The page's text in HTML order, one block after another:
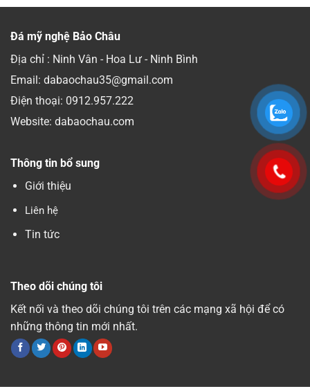
Đá mỹ nghệ Bảo Châu
Địa chỉ : Ninh Vân - Hoa Lư - Ninh Bình
Email: dabaochau35@gmail.com
Điện thoại: 0912.957.222
Website: dabaochau.com
Thông tin bổ sung
Giới thiệu
Liên hệ
Tin tức
Theo dõi chúng tôi
Kết nối và theo dõi chúng tôi trên các mạng xã hội để có
những thông tin mới nhất.